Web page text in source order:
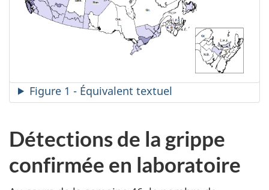
Figure 1 - Équivalent textuel
Détections de la grippe
confirmée en laboratoire